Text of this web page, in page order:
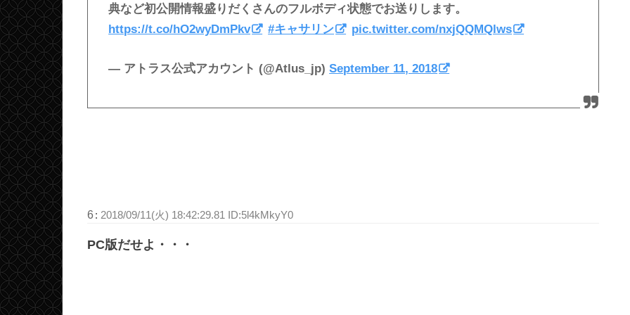
典など初公開情報盛りだくさんのフルボディ状態でお送りします。
https://t.co/hO2wyDmPkv
#キャサリン pic.twitter.com/nxjQQMQlws
— アトラス公式アカウント (@Atlus_jp)September 11, 2018
6 : 2018/09/11(火) 18:42:29.81 ID:5l4kMkyY0
PC版だせよ・・・